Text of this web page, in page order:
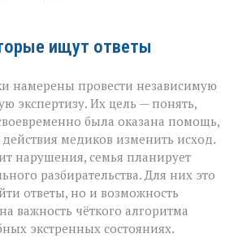
ищут ответы
намерены провести независимую
экспертизу. Их цель — понять,
была оказана помощь,
медиков изменить исход.
нарушения, семья планирует
разбирательства. Для них это
ответы, но и возможность
важность чёткого алгоритма
экстренных состояниях.